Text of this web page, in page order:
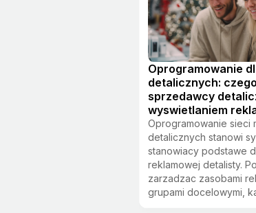
Oprogramowanie
detalicznych:
sprzedawcy
wyswietlaniem
Oprogramowanie sieci
detalicznych stanowi
stanowiacy podstawe
reklamowej detalisty.
zarzadzac zasobami
grupami docelowymi,